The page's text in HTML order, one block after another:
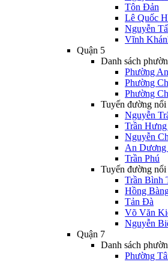
Tôn Đản
Lê Quốc
Nguyễn
Vĩnh
Quận 5
Danh sách
Phường
Phường
Phường
Tuyến đường nổi
Nguyễn
Trần
Nguyễn
An
Trần Phú
Tuyến đường nổi
Trần Bình
Hồng
Tản Đà
Võ Văn
Nguyễn
Quận 7
Danh sách
Phường